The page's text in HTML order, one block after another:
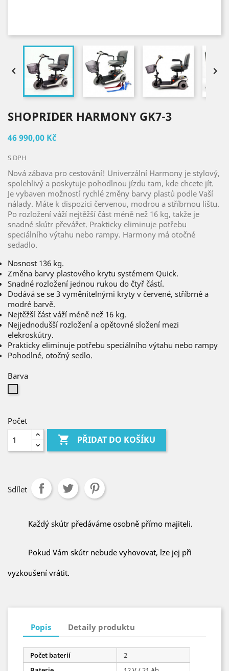
 
SHOPRIDER HARMONY GK7-3
46 990,00 Kč
S DPH
Nová zábava pro cestování! Univerzální Harmony je stylový,
spolehlivý a poskytuje pohodlnou jízdu tam, kde chcete jít.
Je vybaven možností rychlé změny barvy plastů podle Vaší
nálady. Máte k dispozici červenou, modrou a stříbrnou lištu.
Po rozložení váží nejtěžší část méně než 16 kg, takže je
snadné skútr převážet. Prakticky eliminuje potřebu
speciálního výtahu nebo rampy. Harmony má otočné
sedadlo.
Nosnost 136 kg.
Změna barvy plastového krytu systémem Quick.
Snadné rozložení jednou rukou do čtyř částí.
Dodává se se 3 vyměnitelnými kryty v červené, stříbrné a
modré barvě.
Nejtěžší část váží méně než 16 kg.
Nejjednodušší rozložení a opětovné složení mezi
elekroskútry.
Prakticky eliminuje potřebu speciálního výtahu nebo rampy
Pohodlné, otočný sedlo.
Barva
Počet
 PŘIDAT DO KOŠÍKU
Sdílet
Každý skútr předáváme osobně přímo majiteli.
Pokud Vám skútr nebude vyhovovat, lze jej při
vyzkoušení vrátit.
Popis Detaily produktu
Počet baterií
2